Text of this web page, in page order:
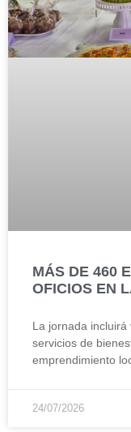
MÁS DE 460
OFICIOS EN
La jornada
servicios de
emprendimiento
24/07/2026